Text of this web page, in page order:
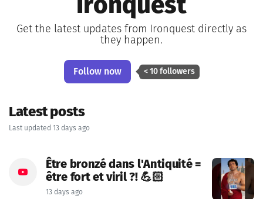
Ironquest
Get the latest updates from Ironquest directly as
they happen.
Follow now < 10 followers
Latest posts
Last updated 13 days ago
Être bronzé dans l'Antiquité =
être fort et viril ?! 💪🏻
13 days ago